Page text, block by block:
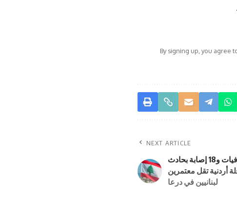
By signing up, you agree
NEXT ARTICLE
3 وفيات و18 إصابة بحادث
أردنية تقل معتمرين
لبنانيين في درعا